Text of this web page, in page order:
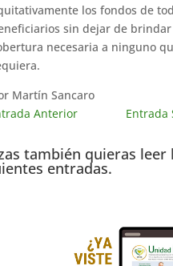
los fondos de
sin dejar de brindar
necesaria a ninguno
Martín Sancaro
Anterior Entrada
también quieras leer
entradas.